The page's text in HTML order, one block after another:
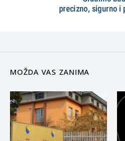
MOŽDA VAS ZANIMA